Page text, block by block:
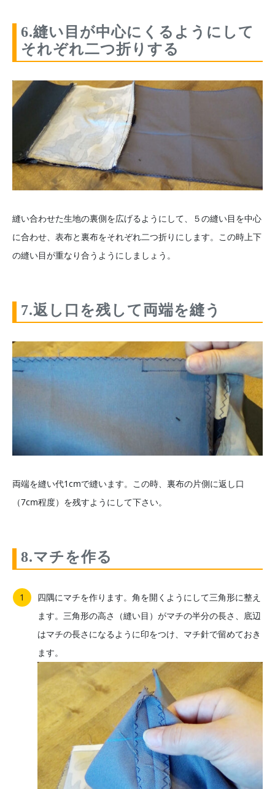
6.縫い目が中心にくるようにして
それぞれ二つ折りする
縫い合わせた生地の裏側を広げるようにして、５の縫い目を中心
に合わせ、表布と裏布をそれぞれ二つ折りにします。この時上下
の縫い目が重なり合うようにしましょう。
7.返し口を残して両端を縫う
両端を縫い代1cmで縫います。この時、裏布の片側に返し口
（7cm程度）を残すようにして下さい。
8.マチを作る
四隅にマチを作ります。角を開くようにして三角形に整え
ます。三角形の高さ（縫い目）がマチの半分の長さ、底辺
はマチの長さになるように印をつけ、マチ針で留めておき
ます。